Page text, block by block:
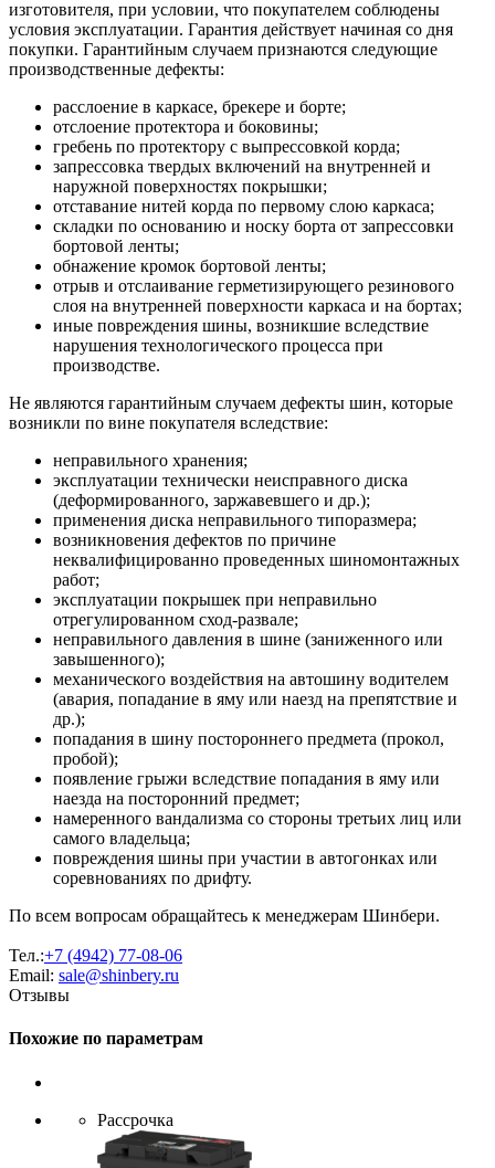
изготовителя, при условии, что покупателем соблюдены
условия эксплуатации. Гарантия действует начиная со дня
покупки. Гарантийным случаем признаются следующие
производственные дефекты:
расслоение в каркасе, брекере и борте;
отслоение протектора и боковины;
гребень по протектору с выпрессовкой корда;
запрессовка твердых включений на внутренней и
наружной поверхностях покрышки;
отставание нитей корда по первому слою каркаса;
складки по основанию и носку борта от запрессовки
бортовой ленты;
обнажение кромок бортовой ленты;
отрыв и отслаивание герметизирующего резинового
слоя на внутренней поверхности каркаса и на бортах;
иные повреждения шины, возникшие вследствие
нарушения технологического процесса при
производстве.
Не являются гарантийным случаем дефекты шин, которые
возникли по вине покупателя вследствие:
неправильного хранения;
эксплуатации технически неисправного диска
(деформированного, заржавевшего и др.);
применения диска неправильного типоразмера;
возникновения дефектов по причине
неквалифицированно проведенных шиномонтажных
работ;
эксплуатации покрышек при неправильно
отрегулированном сход-развале;
неправильного давления в шине (заниженного или
завышенного);
механического воздействия на автошину водителем
(авария, попадание в яму или наезд на препятствие и
др.);
попадания в шину постороннего предмета (прокол,
пробой);
появление грыжи вследствие попадания в яму или
наезда на посторонний предмет;
намеренного вандализма со стороны третьих лиц или
самого владельца;
повреждения шины при участии в автогонках или
соревнованиях по дрифту.
По всем вопросам обращайтесь к менеджерам Шинбери.
Тел.:+7 (4942) 77-08-06
Email: sale@shinbery.ru
Отзывы
Похожие по параметрам
Рассрочка